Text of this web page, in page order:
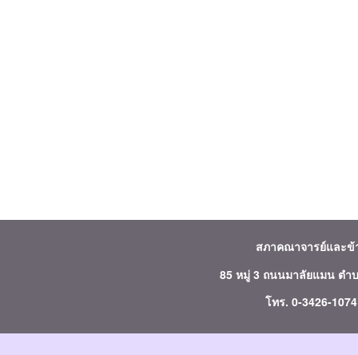
สภาคณาจารย์และ
85 หมู่ 3 ถนนมาลัยแมน ตำ
โทร. 0-3426-